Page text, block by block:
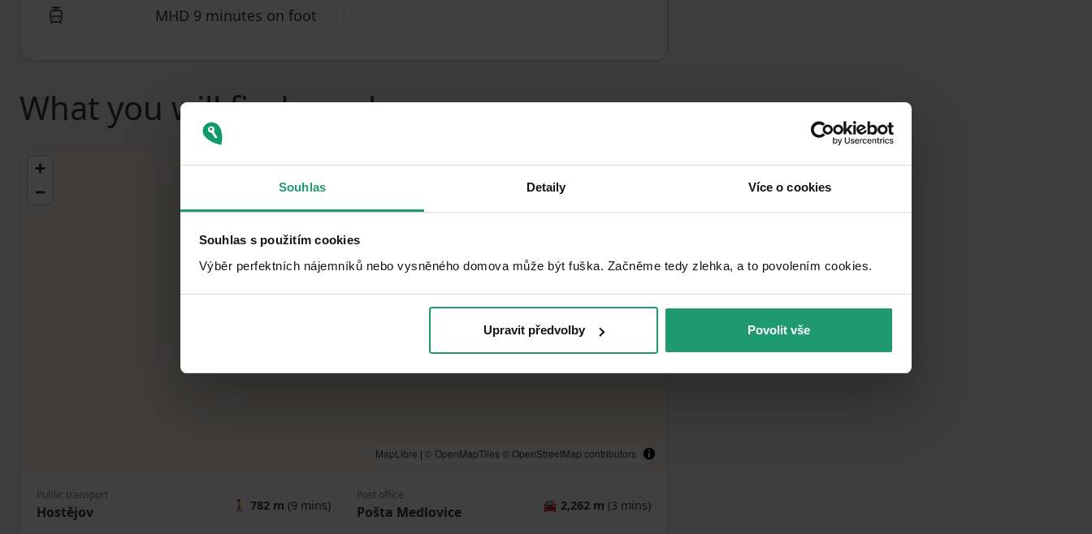
Souhlas Detaily Více o cookies
Souhlas s použitím cookies
Výběr perfektních nájemníků nebo vysněného domova může být fuška. Začněme tedy zlehka, a to povolením cookies.​
Upravit předvolby Povolit vše
MHD 9 minutes on foot
What you will find nearby
MapLibre | © OpenMapTiles © OpenStreetMap contributors
Public transport
Hostějov 🚶 782 m (9 mins)
Post office
Pošta Medlovice 🚘 2,262 m (3 mins)